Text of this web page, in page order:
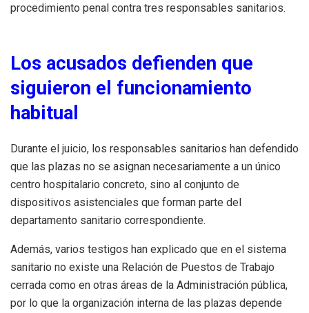
procedimiento penal contra tres responsables sanitarios.
Los acusados defienden que
siguieron el funcionamiento
habitual
Durante el juicio, los responsables sanitarios han defendido
que las plazas no se asignan necesariamente a un único
centro hospitalario concreto, sino al conjunto de
dispositivos asistenciales que forman parte del
departamento sanitario correspondiente.
Además, varios testigos han explicado que en el sistema
sanitario no existe una Relación de Puestos de Trabajo
cerrada como en otras áreas de la Administración pública,
por lo que la organización interna de las plazas depende